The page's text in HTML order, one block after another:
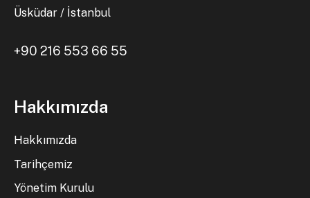
Üsküdar / İstanbul
+90 216 553 66 55
Hakkımızda
Hakkımızda
Tarihçemiz
Yönetim Kurulu